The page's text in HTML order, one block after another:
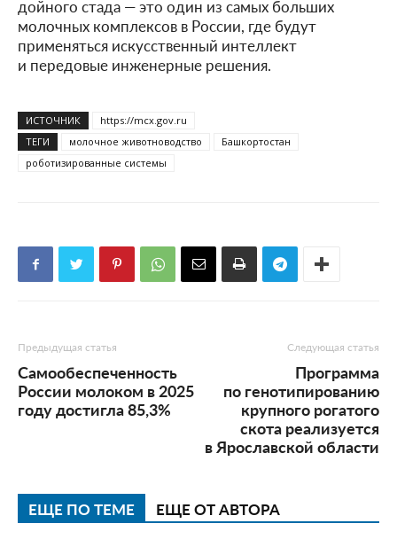
дойного стада — это один из самых больших
молочных комплексов в России, где будут
применяться искусственный интеллект
и передовые инженерные решения.
ИСТОЧНИК
https://mcx.gov.ru
ТЕГИ
молочное животноводство
Башкортостан
роботизированные системы
Предыдущая статья
Самообеспеченность
России молоком в 2025
году достигла 85,3%
Следующая статья
Программа
по генотипированию
крупного рогатого
скота реализуется
в Ярославской области
ЕЩЕ ПО ТЕМЕ ЕЩЕ ОТ АВТОРА